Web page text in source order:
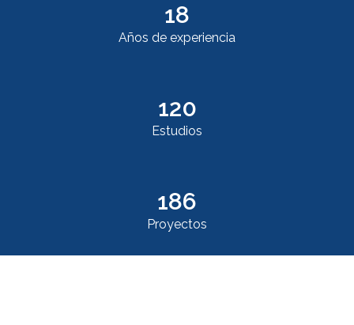
18
Años de experiencia
120
Estudios
186
Proyectos